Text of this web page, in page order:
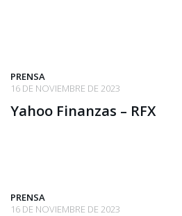
PRENSA
16 DE NOVIEMBRE DE 2023
Yahoo Finanzas – RFX
PRENSA
16 DE NOVIEMBRE DE 2023